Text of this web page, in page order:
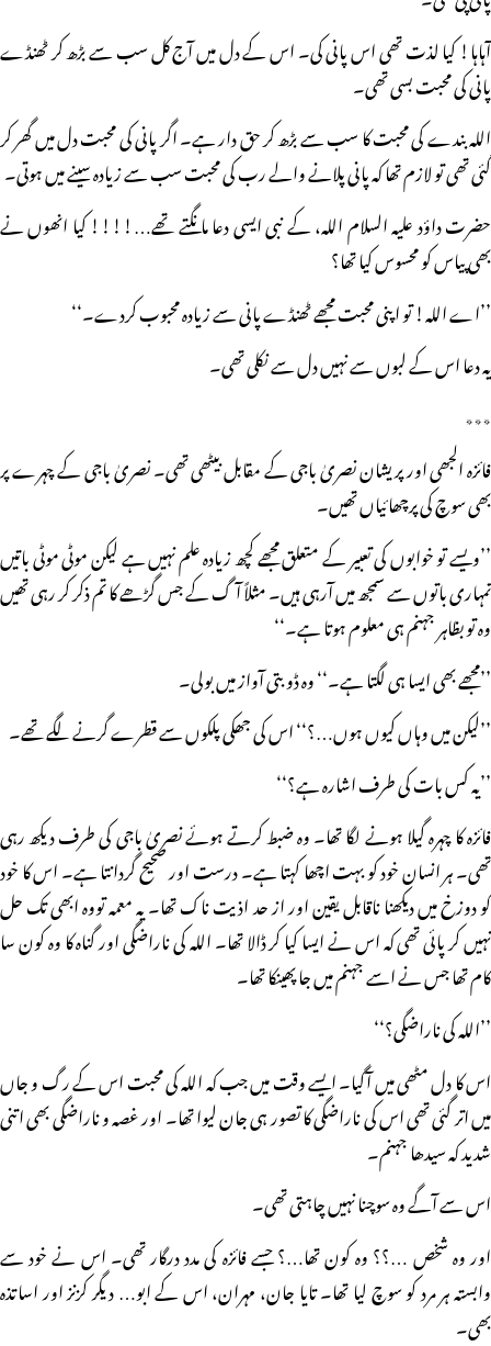
آہاہا! کیا لذت تھی اس پانی کی۔ اس کے دل میں آج کل سب سے بڑھ کر ٹھنڈے
پانی کی محبت بسی تھی۔
اللہ بندے کی محبت کا سب سے بڑھ کر حق دار ہے۔ اگر پانی کی محبت دل میں گھر کر
گئی تھی تو لازم تھا کہ پانی پلانے والے رب کی محبت سب سے زیادہ سینے میں ہوتی۔
حضرت داؤد علیہ السلام اللہ، کے نبی ایسی دعا مانگتے تھے…!!!! کیا انھوں نے
بھی پیاس کو محسوس کیا تھا؟
’’اے اللہ! تو اپنی محبت مجھے ٹھنڈے پانی سے زیادہ محبوب کردے۔‘‘
یہ دعا اس کے لبوں سے نہیں دل سے نکلی تھی۔
٭٭٭
فائزہ الجھی اور پریشان نصریٰ باجی کے مقابل بیٹھی تھی۔ نصریٰ باجی کے چہرے پر
بھی سوچ کی پرچھائیاں تھیں۔
’’ویسے تو خوابوں کی تعبیر کے متعلق مجھے کچھ زیادہ علم نہیں ہے لیکن موٹی موٹی باتیں
تمہاری باتوں سے سمجھ میں آرہی ہیں۔ مثلاً آگ کے جس گڑھے کا تم ذکر کر رہی تھیں
وہ تو بظاہر جہنم ہی معلوم ہوتا ہے۔‘‘
’’مجھے بھی ایسا ہی لگتا ہے۔‘‘ وہ ڈوبتی آواز میں بولی۔
’’لیکن میں وہاں کیوں ہوں…؟‘‘ اس کی جھکی پلکوں سے قطرے گرنے لگے تھے۔
’’یہ کس بات کی طرف اشارہ ہے؟‘‘
فائزہ کا چہرہ گیلا ہونے لگا تھا۔ وہ ضبط کرتے ہوئے نصریٰ باجی کی طرف دیکھ رہی
تھی۔ ہر انسان خود کو بہت اچھا کہتا ہے۔ درست اور صحیح گردانتا ہے۔ اس کا خود
کو دوزخ میں دیکھنا ناقابل یقین اور از حد اذیت ناک تھا۔ یہ معمہ تووہ ابھی تک حل
نہیں کر پائی تھی کہ اس نے ایسا کیا کر ڈالا تھا۔ اللہ کی ناراضگی اور گناہ کا وہ کون سا
کام تھا جس نے اسے جہنم میں جا پھینکا تھا۔
’’اللہ کی ناراضگی؟‘‘
اس کا دل مٹھی میں آگیا۔ ایسے وقت میں جب کہ اللہ کی محبت اس کے رگ و جاں
میں اتر گئی تھی اس کی ناراضگی کا تصور ہی جان لیوا تھا۔ اور غصہ و ناراضگی بھی اتنی
شدید کہ سیدھا جہنم۔
اس سے آگے وہ سوچنا نہیں چاہتی تھی۔
اور وہ شخص …؟؟ وہ کون تھا…؟ جسے فائزہ کی مدد درگار تھی۔ اس نے خود سے
وابستہ ہر مرد کو سوچ لیا تھا۔ تایا جان، مہران، اس کے ابو… دیگر کزنز اور اساتذہ
بھی۔